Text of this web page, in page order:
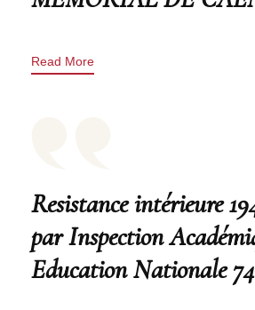
Read More
Resistance intérieure
par Inspection
Education Nationale 74